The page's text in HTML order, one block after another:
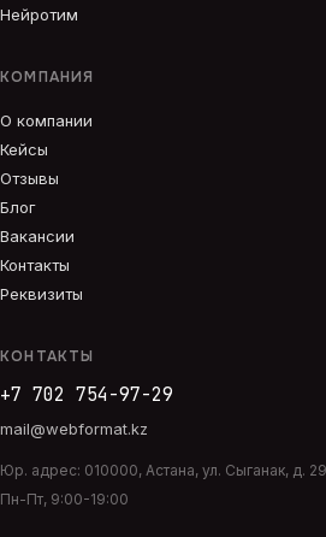
Нейротим
КОМПАНИЯ
О компании
Кейсы
Отзывы
Блог
Вакансии
Контакты
Реквизиты
КОНТАКТЫ
+7 702 754-97-29
mail@webformat.kz
Юр. адрес: 010000, Астана, ул. Сыганак, д.
Пн-Пт, 9:00-19:00